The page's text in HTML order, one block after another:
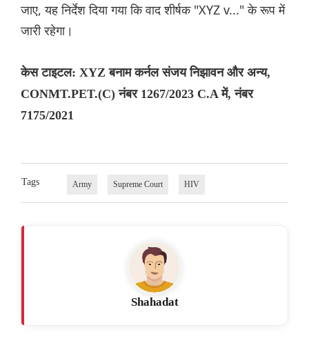
जाए, यह निर्देश दिया गया कि वाद शीर्षक "XYZ v..." के रूप में
जारी रहेगा।
केस टाइटल: XYZ बनाम कर्नल संजय निझावन और अन्य,
CONMT.PET.(C) नंबर 1267/2023 C.A में, नंबर
7175/2021
Tags Army Supreme Court HIV
Shahadat